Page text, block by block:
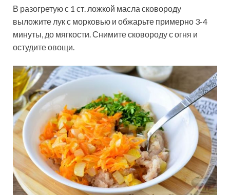
В разогретую с 1 ст. ложкой масла сковороду
выложите лук с морковью и обжарьте примерно 3-4
минуты, до мягкости. Снимите сковороду с огня и
остудите овощи.